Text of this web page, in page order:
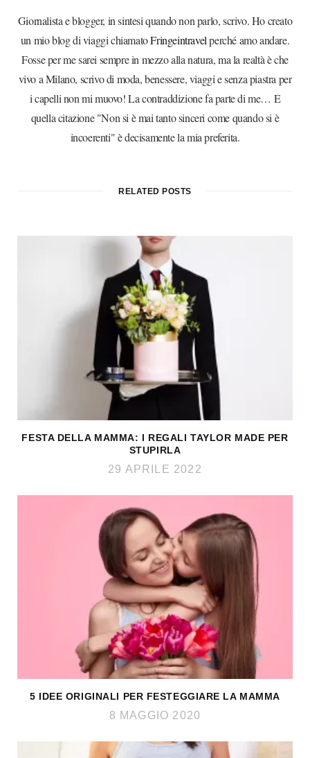
Giornalista e blogger, in sintesi quando non parlo, scrivo. Ho creato
un mio blog di viaggi chiamatoFringeintravelperché amo andare.
Fosse per me sarei sempre in mezzo alla natura, ma la realtà è che
vivo a Milano, scrivo di moda, benessere, viaggi e senza piastra per
i capelli non mi muovo! La contraddizione fa parte di me… E
quella citazione "Non si è mai tanto sinceri come quando si è
incoerenti" è decisamente la mia preferita.
RELATED POSTS
FESTA DELLA MAMMA: I REGALI TAYLOR MADE PER
STUPIRLA
29 APRILE 2022
5 IDEE ORIGINALI PER FESTEGGIARE LA MAMMA
8 MAGGIO 2020